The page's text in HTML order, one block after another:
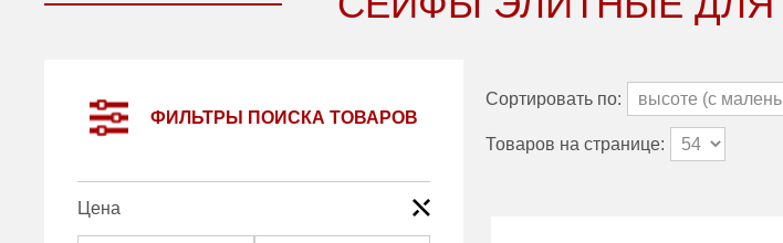
ФИЛЬТРЫ ПОИСКА ТОВАРОВ
Цена
Сортировать по:
Товаров на странице: